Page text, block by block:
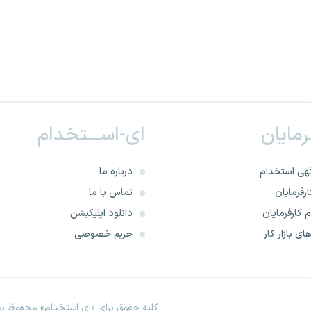
استخدام
کارفرمایان
بازار کار
ای-اســـتخدام
درباره ما
تماس با ما
دانلود اپلیکیشن
حریم خصوصی
کلیه حقوق برای «ای استخدام» محفوظ